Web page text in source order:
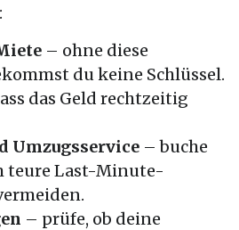
– ohne diese
du keine Schlüssel.
das Geld rechtzeitig
Umzugsservice – buche
teure Last-Minute-
– prüfe, ob deine